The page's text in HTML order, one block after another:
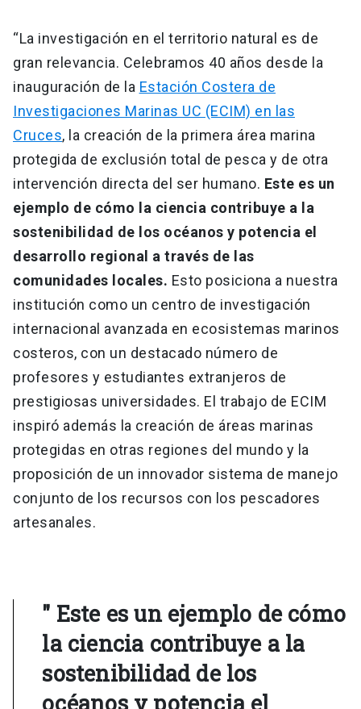
“La investigación en el territorio natural es de
gran relevancia. Celebramos 40 años desde la
inauguración de la Estación Costera de
Investigaciones Marinas UC (ECIM) en las
Cruces, la creación de la primera área marina
protegida de exclusión total de pesca y de otra
intervención directa del ser humano. Este es un
ejemplo de cómo la ciencia contribuye a la
sostenibilidad de los océanos y potencia el
desarrollo regional a través de las
comunidades locales. Esto posiciona a nuestra
institución como un centro de investigación
internacional avanzada en ecosistemas marinos
costeros, con un destacado número de
profesores y estudiantes extranjeros de
prestigiosas universidades. El trabajo de ECIM
inspiró además la creación de áreas marinas
protegidas en otras regiones del mundo y la
proposición de un innovador sistema de manejo
conjunto de los recursos con los pescadores
artesanales.
" Este es un ejemplo de cómo
la ciencia contribuye a la
sostenibilidad de los
océanos y potencia el